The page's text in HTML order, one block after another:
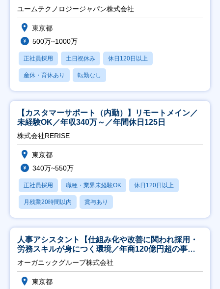
ユームテクノロジージャパン株式会社
東京都
500万~1000万
正社員採用 土日祝休み 休日120日以上
産休・育休あり 転勤なし
【カスタマーサポート（内勤）】リモートメイン／
未経験OK／年収340万～／年間休日125日
株式会社RERISE
東京都
340万~550万
正社員採用 職種・業界未経験OK 休日120日以上
月残業20時間以内 賞与あり
人事アシスタント【仕組み化や改善に関われ採用・
労務スキルが身につく環境／年商120億円超の事業
会社】
オーガニックグループ株式会社
東京都